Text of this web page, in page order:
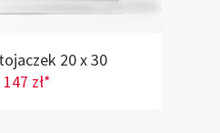
20 x 30
147 zł*